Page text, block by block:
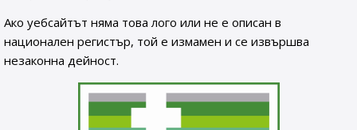
Ако уебсайтът няма това лого или не е описан в
национален регистър, той е измамен и се извършва
незаконна дейност.